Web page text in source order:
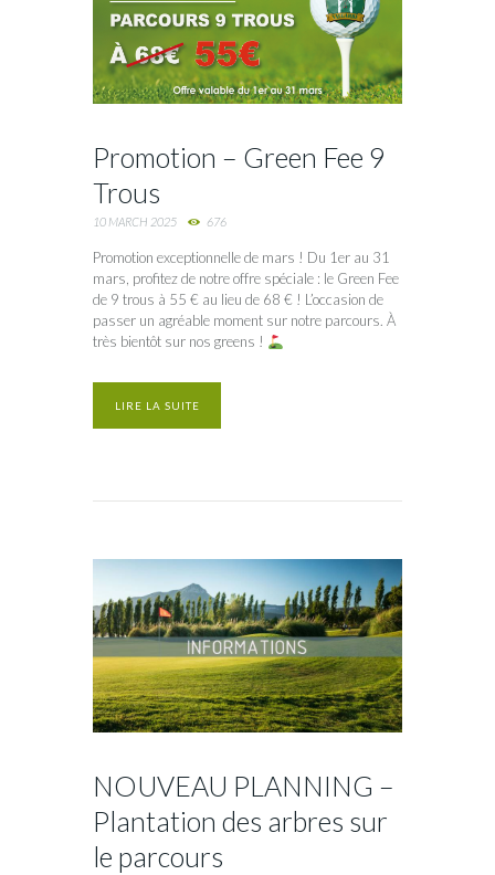
Promotion – Green Fee 9
Trous
10 MARCH 2025 676
Promotion exceptionnelle de mars ! Du 1er au 31
mars, profitez de notre offre spéciale : le Green Fee
de 9 trous à 55 € au lieu de 68 € ! L’occasion de
passer un agréable moment sur notre parcours. À
très bientôt sur nos greens !
LIRE LA SUITE
NOUVEAU PLANNING –
Plantation des arbres sur
le parcours